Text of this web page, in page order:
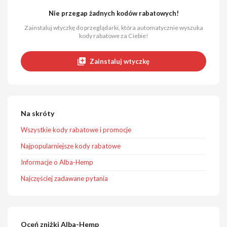
Nie przegap żadnych kodów rabatowych!
Zainstaluj wtyczkę do przeglądarki, która automatycznie wyszuka
kody rabatowe za Ciebie!
Zainstaluj wtyczkę
Na skróty
Wszystkie kody rabatowe i promocje
Najpopularniejsze kody rabatowe
Informacje o Alba-Hemp
Najczęściej zadawane pytania
Oceń zniżki Alba-Hemp